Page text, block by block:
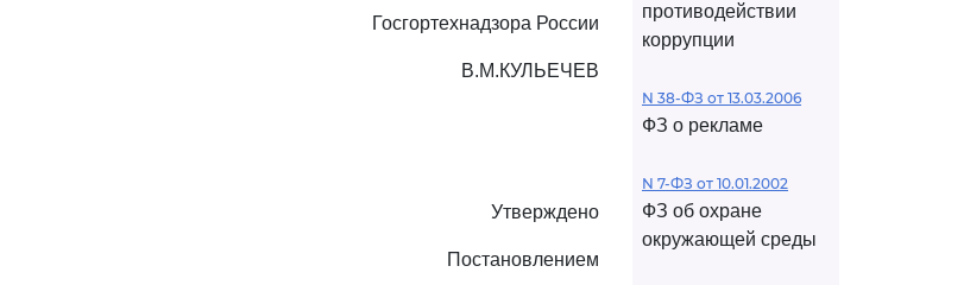
Госгортехнадзора России
В.М.КУЛЬЕЧЕВ
Утверждено
Постановлением
противодействии
коррупции
N 38-ФЗ от 13.03.2006
ФЗ о рекламе
N 7-ФЗ от 10.01.2002
ФЗ об охране
окружающей среды